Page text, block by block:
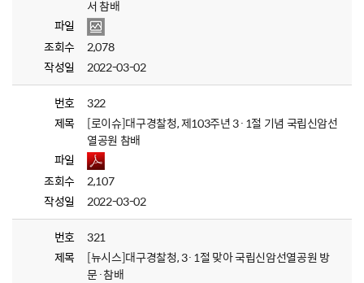
서 참배
파일
조회수
2,078
작성일
2022-03-02
번호
322
제목
[로이슈]대구경찰청, 제103주년 3·1절 기념 국립신암선
열공원 참배
파일
조회수
2,107
작성일
2022-03-02
번호
321
제목
[뉴시스]대구경찰청, 3·1절 맞아 국립신암선열공원 방
문·참배